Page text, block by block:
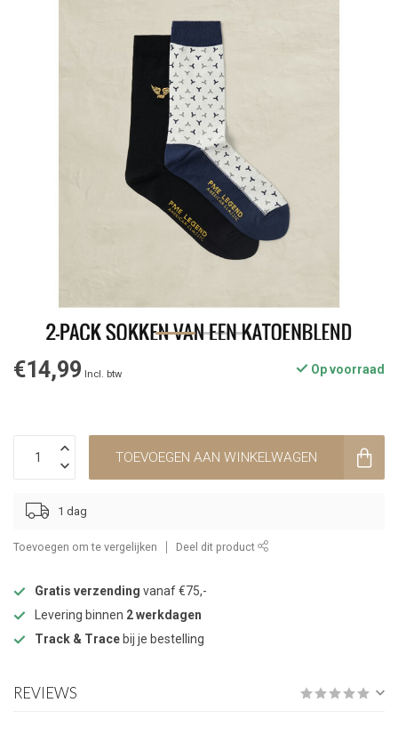
€14,99 Incl. btw Op voorraad
TOEVOEGEN AAN WINKELWAGEN
1 dag
Toevoegen om te vergelijken Deel dit product
Gratis verzending vanaf €75,-
Levering binnen 2 werkdagen
Track & Trace bij je bestelling
REVIEWS